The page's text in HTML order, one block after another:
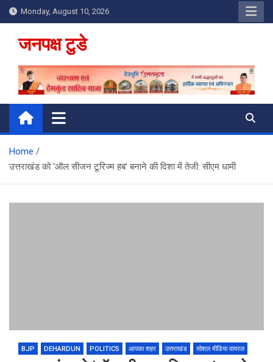
Skip
to
content
Monday, August 10, 2026
जनपक्ष टुडे
Home
उत्तराखंड को ‘ऑल सीजन टूरिज्म हब’ बनाने की दिशा में तेजी: सीएम धामी
BJP DEHARDUN POLITICS आपका शहर उत्तराखंड सोशल मीडिया वायरल